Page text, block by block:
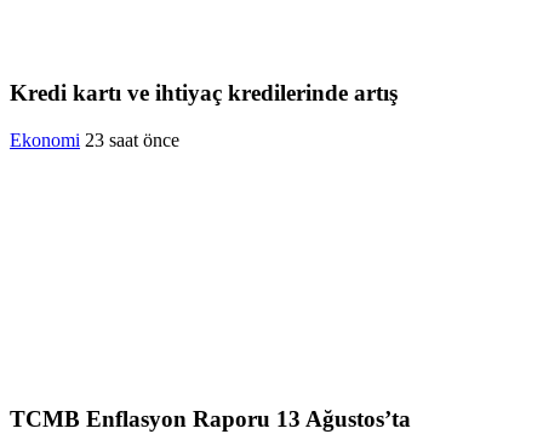
Kredi kartı ve ihtiyaç kredilerinde artış
Ekonomi 23 saat önce
TCMB Enflasyon Raporu 13 Ağustos’ta